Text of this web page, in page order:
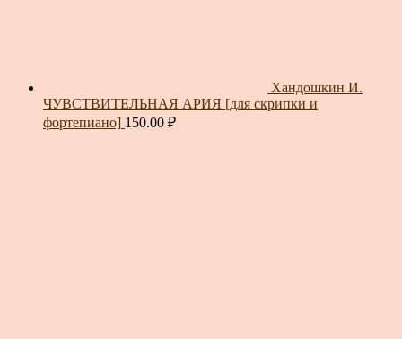
Хандошкин И.
ЧУВСТВИТЕЛЬНАЯ АРИЯ [для скрипки и
фортепиано] 150.00 ₽